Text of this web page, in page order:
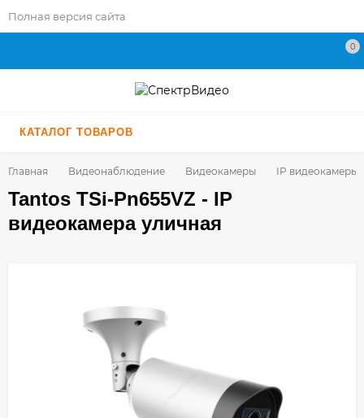
Полная версия сайта
0
КАТАЛОГ ТОВАРОВ
Главная Видеонаблюдение Видеокамеры IP видеокамеры
Tantos TSi-Pn655VZ - IP
видеокамера уличная